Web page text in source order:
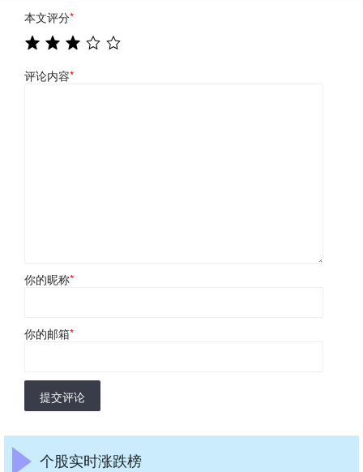
本文评分*
评论内容*
你的昵称*
你的邮箱*
提交评论
个股实时涨跌榜